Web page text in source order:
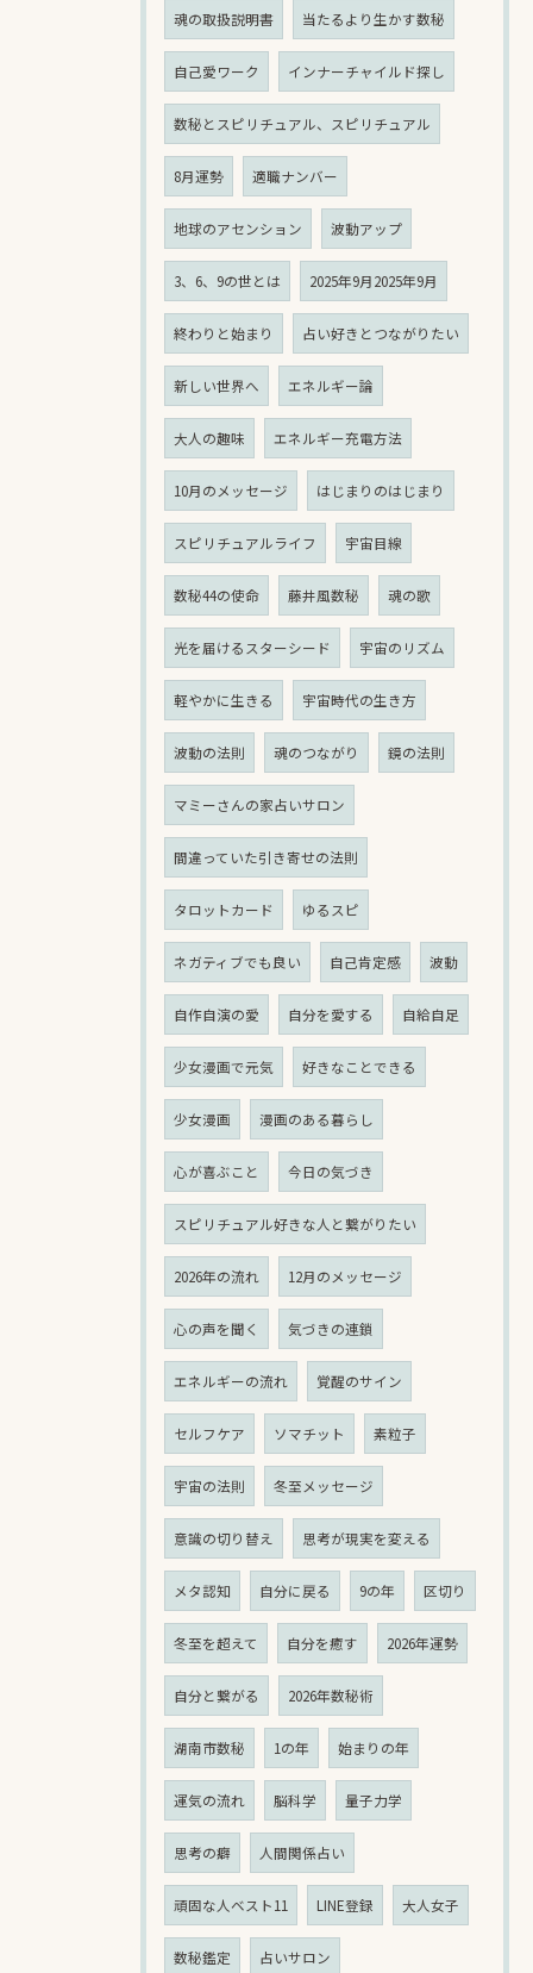
魂の取扱説明書 当たるより生かす数秘
自己愛ワーク インナーチャイルド探し
数秘とスピリチュアル、スピリチュアル
8月運勢 適職ナンバー
地球のアセンション 波動アップ
3、6、9の世とは 2025年9月2025年9月
終わりと始まり 占い好きとつながりたい
新しい世界へ エネルギー論
大人の趣味 エネルギー充電方法
10月のメッセージ はじまりのはじまり
スピリチュアルライフ 宇宙目線
数秘44の使命 藤井風数秘 魂の歌
光を届けるスターシード 宇宙のリズム
軽やかに生きる 宇宙時代の生き方
波動の法則 魂のつながり 鏡の法則
マミーさんの家占いサロン
間違っていた引き寄せの法則
タロットカード ゆるスピ
ネガティブでも良い 自己肯定感 波動
自作自演の愛 自分を愛する 自給自足
少女漫画で元気 好きなことできる
少女漫画 漫画のある暮らし
心が喜ぶこと 今日の気づき
スピリチュアル好きな人と繋がりたい
2026年の流れ 12月のメッセージ
心の声を聞く 気づきの連鎖
エネルギーの流れ 覚醒のサイン
セルフケア ソマチット 素粒子
宇宙の法則 冬至メッセージ
意識の切り替え 思考が現実を変える
メタ認知 自分に戻る 9の年 区切り
冬至を超えて 自分を癒す 2026年運勢
自分と繋がる 2026年数秘術
湖南市数秘 1の年 始まりの年
運気の流れ 脳科学 量子力学
思考の癖 人間関係占い
頑固な人ベスト11 LINE登録 大人女子
数秘鑑定 占いサロン